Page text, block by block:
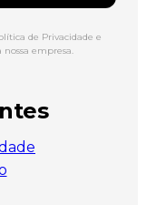
de Privacidade e
empresa.